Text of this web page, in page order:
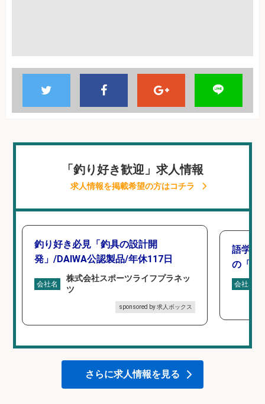
「釣り好き歓迎」求人情報
求人情報を掲載希望の方はコチラ
釣り好き必見「釣具の設計開
発」/DAIWA公認製品/年休117日
会社名
株式会社スポーツライフプラネッ
ツ
sponsored by 求人ボックス
語学力
の「海
会社名
さらに求人情報を見る